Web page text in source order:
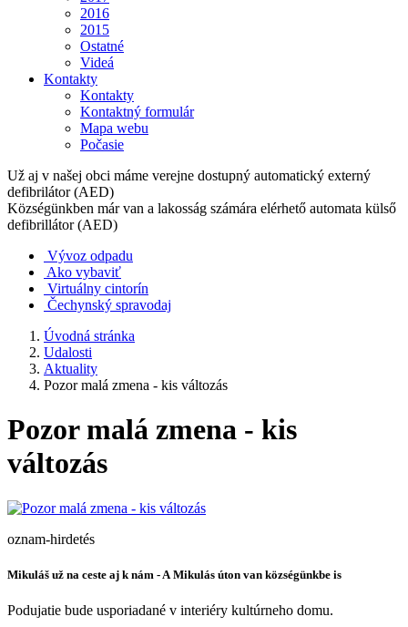
2016
2015
Ostatné
Videá
Kontakty
Kontakty
Kontaktný formulár
Mapa webu
Počasie
Už aj v našej obci máme verejne dostupný automatický externý
defibrilátor (AED)
Községünkben már van a lakosság számára elérhető automata külső
defibrillátor (AED)
Vývoz odpadu
Ako vybaviť
Virtuálny cintorín
Čechynský spravodaj
Úvodná stránka
Udalosti
Aktuality
Pozor malá zmena - kis változás
Pozor malá zmena - kis
változás
oznam-hirdetés
Mikuláš už na ceste aj k nám - A Mikulás úton van községünkbe is
Podujatie bude usporiadané v interiéry kultúrneho domu.